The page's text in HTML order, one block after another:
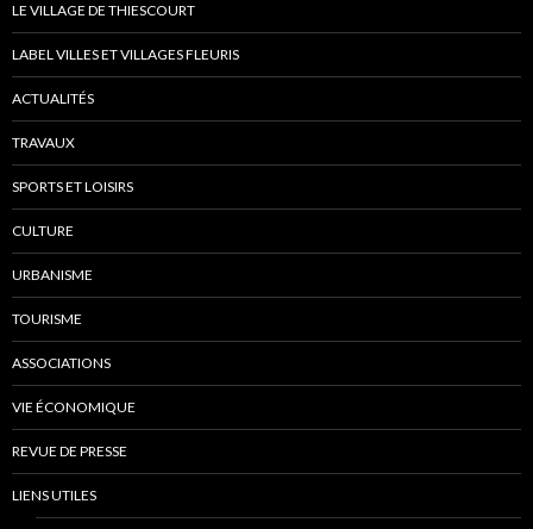
LE VILLAGE DE THIESCOURT
LABEL VILLES ET VILLAGES FLEURIS
ACTUALITÉS
TRAVAUX
SPORTS ET LOISIRS
CULTURE
URBANISME
TOURISME
ASSOCIATIONS
VIE ÉCONOMIQUE
REVUE DE PRESSE
LIENS UTILES